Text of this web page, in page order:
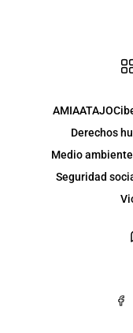
AMIAATAJO
Derechos
Medio ambiente
Seguridad